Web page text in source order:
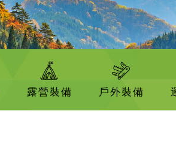
露營裝備 戶外裝備